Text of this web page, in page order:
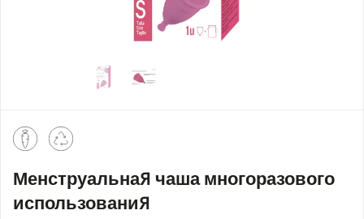
Менструальная чаша многоразового
использования